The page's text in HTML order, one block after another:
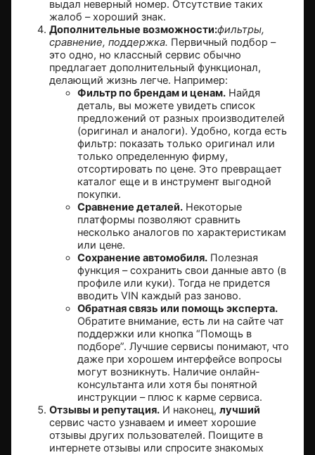
выдал неверный номер. Отсутствие таких
жалоб – хороший знак.
Дополнительные возможности:фильтры,
сравнение, поддержка. Первичный подбор –
это одно, но классный сервис обычно
предлагает дополнительный функционал,
делающий жизнь легче. Например:
Фильтр по брендам и ценам. Найдя
деталь, вы можете увидеть список
предложений от разных производителей
(оригинал и аналоги). Удобно, когда есть
фильтр: показать только оригинал или
только определенную фирму,
отсортировать по цене. Это превращает
каталог еще и в инструмент выгодной
покупки.
Сравнение деталей. Некоторые
платформы позволяют сравнить
несколько аналогов по характеристикам
или цене.
Сохранение автомобиля. Полезная
функция – сохранить свои данные авто (в
профиле или куки). Тогда не придется
вводить VIN каждый раз заново.
Обратная связь или помощь эксперта.
Обратите внимание, есть ли на сайте чат
поддержки или кнопка “Помощь в
подборе”. Лучшие сервисы понимают, что
даже при хорошем интерфейсе вопросы
могут возникнуть. Наличие онлайн-
консультанта или хотя бы понятной
инструкции – плюс к карме сервиса.
Отзывы и репутация. И наконец,лучший
сервис часто узнаваем и имеет хорошие
отзывы других пользователей. Поищите в
интернете отзывы или спросите знакомых